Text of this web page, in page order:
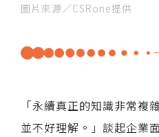
圖片來源／CSRone提供
「永續真正的知識非常複
並不好理解。」談起企業